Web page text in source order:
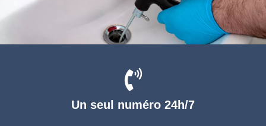
Un seul numéro 24h/7